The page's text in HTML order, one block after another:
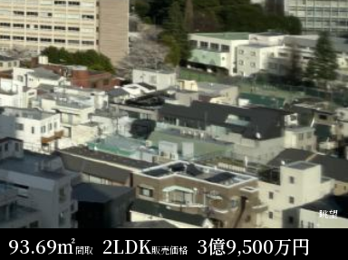
眺望
93.69㎡間取 2LDK販売価格 3億9,500万円